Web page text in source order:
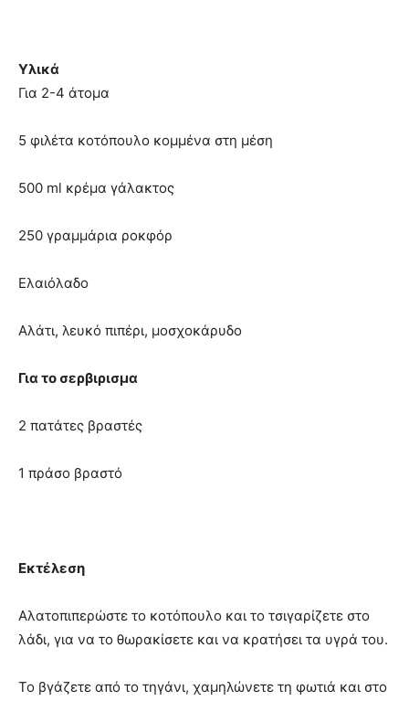
Υλικά
Για 2-4 άτομα
5 φιλέτα κοτόπουλο κομμένα στη μέση
500 ml κρέμα γάλακτος
250 γραμμάρια ροκφόρ
Ελαιόλαδο
Αλάτι, λευκό πιπέρι, μοσχοκάρυδο
Για το σερβιρισμα
2 πατάτες βραστές
1 πράσο βραστό
Εκτέλεση
Αλατοπιπερώστε το κοτόπουλο και το τσιγαρίζετε στο
λάδι, για να το θωρακίσετε και να κρατήσει τα υγρά του.
Το βγάζετε από το τηγάνι, χαμηλώνετε τη φωτιά και στο